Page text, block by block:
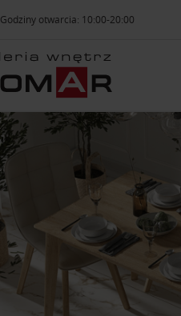
Godziny otwarcia: 10:00-20:00